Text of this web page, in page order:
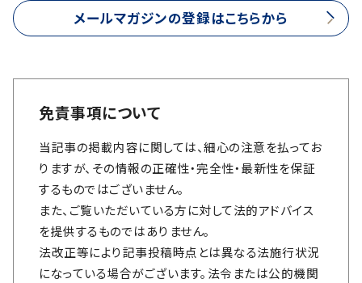
メールマガジンの登録はこちらから
免責事項について
当記事の掲載内容に関しては、細心の注意を払ってお
りますが、その情報の正確性・完全性・最新性を保証
するものではございません。
また、ご覧いただいている方に対して法的アドバイス
を提供するものではありません。
法改正等により記事投稿時点とは異なる法施行状況
になっている場合がございます。法令または公的機関